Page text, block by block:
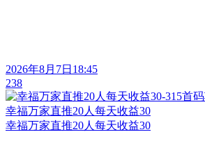
2026年8月7日18:45
238
幸福万家直推20人每天收益30
幸福万家直推20人每天收益30